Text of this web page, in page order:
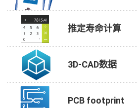
推定寿命计算
3D-CAD数据
PCB footprint